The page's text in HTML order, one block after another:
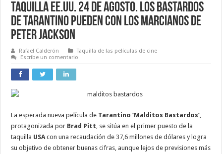
Taquilla EE.UU. 24 de agosto. Los Bastardos
de Tarantino pueden con los marcianos de
Peter Jackson
Rafael Calderón
Taquilla de las películas de cine
Escribe un comentario
La esperada nueva película de Tarantino ‘Malditos Bastardos’
protagonizada por Brad Pitt , se sitúa en el primer puesto de la
taquilla USA con una recaudación de 37,6 millones de dólares y logra
su objetivo de obtener buenas cifras, aunque lejos de previsiones más